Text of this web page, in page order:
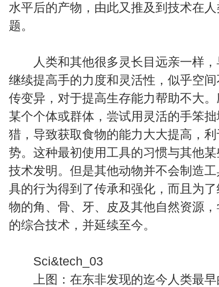
水平后的产物，由此又推及到技术在
题。
人类和其他很多灵长目远亲一样，
继续提高手的力度和灵活性，似乎空
传变异，对于提高生存能力帮助不大
某个个体或群体，尝试用灵活的手笨
猎，导致获取食物的能力大大提高，
势。这种最初使用工具的习惯与其他
技术发明。但是其他动物并不会制造
具的行为得到了传承和强化，而且为
物的角、骨、牙、皮及其他自然资源
的综合技术，并延续至今。
Sci&tech_03
上图：在东非发现的迄今人类最早